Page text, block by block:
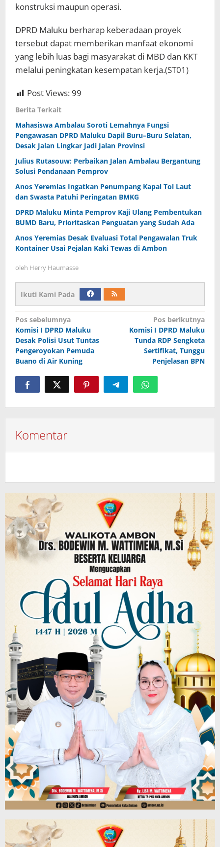
konstruksi maupun operasi.
DPRD Maluku berharap keberadaan proyek
tersebut dapat memberikan manfaat ekonomi
yang lebih luas bagi masyarakat di MBD dan KKT
melalui peningkatan kesempatan kerja.(ST01)
Post Views: 99
Berita Terkait
Mahasiswa Ambalau Soroti Lemahnya Fungsi
Pengawasan DPRD Maluku Dapil Buru–Buru Selatan,
Desak Jalan Lingkar Jadi Jalan Provinsi
Julius Rutasouw: Perbaikan Jalan Ambalau Bergantung
Solusi Pendanaan Pemprov
Anos Yeremias Ingatkan Penumpang Kapal Tol Laut
dan Swasta Patuhi Peringatan BMKG
DPRD Maluku Minta Pemprov Kaji Ulang Pembentukan
BUMD Baru, Prioritaskan Penguatan yang Sudah Ada
Anos Yeremias Desak Evaluasi Total Pengawalan Truk
Kontainer Usai Pejalan Kaki Tewas di Ambon
oleh Herry Haumasse
Ikuti Kami Pada
Navigasi
pos
Pos sebelumnya
Komisi I DPRD Maluku
Desak Polisi Usut Tuntas
Pengeroyokan Pemuda
Buano di Air Kuning
Pos berikutnya
Komisi I DPRD Maluku
Tunda RDP Sengketa
Sertifikat, Tunggu
Penjelasan BPN
Komentar